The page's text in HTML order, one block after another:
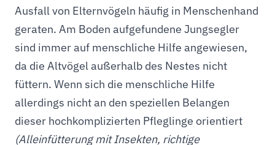
Ausfall von Elternvögeln häufig in Menschenhand
geraten. Am Boden aufgefundene Jungsegler
sind immer auf menschliche Hilfe angewiesen,
da die Altvögel außerhalb des Nestes nicht
füttern. Wenn sich die menschliche Hilfe
allerdings nicht an den speziellen Belangen
dieser hochkomplizierten Pfleglinge orientiert
(Alleinfütterung mit Insekten, richtige